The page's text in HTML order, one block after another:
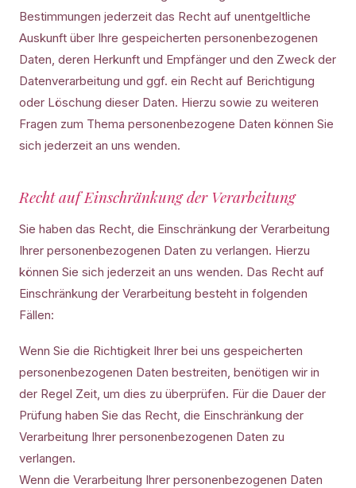
Bestimmungen jederzeit das Recht auf unentgeltliche
Auskunft über Ihre gespeicherten personenbezogenen
Daten, deren Herkunft und Empfänger und den Zweck der
Datenverarbeitung und ggf. ein Recht auf Berichtigung
oder Löschung dieser Daten. Hierzu sowie zu weiteren
Fragen zum Thema personenbezogene Daten können Sie
sich jederzeit an uns wenden.
Recht auf Einschränkung der Verarbeitung
Sie haben das Recht, die Einschränkung der Verarbeitung
Ihrer personenbezogenen Daten zu verlangen. Hierzu
können Sie sich jederzeit an uns wenden. Das Recht auf
Einschränkung der Verarbeitung besteht in folgenden
Fällen:
Wenn Sie die Richtigkeit Ihrer bei uns gespeicherten
personenbezogenen Daten bestreiten, benötigen wir in
der Regel Zeit, um dies zu überprüfen. Für die Dauer der
Prüfung haben Sie das Recht, die Einschränkung der
Verarbeitung Ihrer personenbezogenen Daten zu
verlangen.
Wenn die Verarbeitung Ihrer personenbezogenen Daten